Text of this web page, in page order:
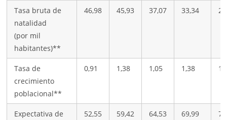
Tasa bruta de
natalidad
(por mil
habitantes)**
46,98 45,93 37,07 33,34
Tasa de
crecimiento
poblacional**
0,91 1,38 1,05 1,38
Expectativa de
52,55 59,42 64,53 69,99